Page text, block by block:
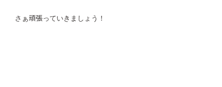
さぁ頑張っていきましょう！